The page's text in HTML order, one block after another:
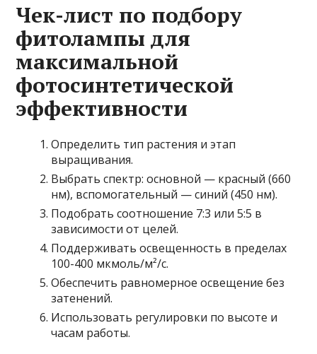
Чек-лист по подбору
фитолампы для
максимальной
фотосинтетической
эффективности
Определить тип растения и этап
выращивания.
Выбрать спектр: основной — красный (660
нм), вспомогательный — синий (450 нм).
Подобрать соотношение 7:3 или 5:5 в
зависимости от целей.
Поддерживать освещенность в пределах
100-400 мкмоль/м²/с.
Обеспечить равномерное освещение без
затенений.
Использовать регулировки по высоте и
часам работы.